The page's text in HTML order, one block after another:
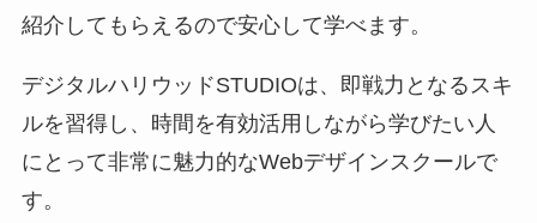
紹介してもらえるので安心して学べます。
デジタルハリウッドSTUDIOは、即戦力となるスキ
ルを習得し、時間を有効活用しながら学びたい人
にとって非常に魅力的なWebデザインスクールで
す。